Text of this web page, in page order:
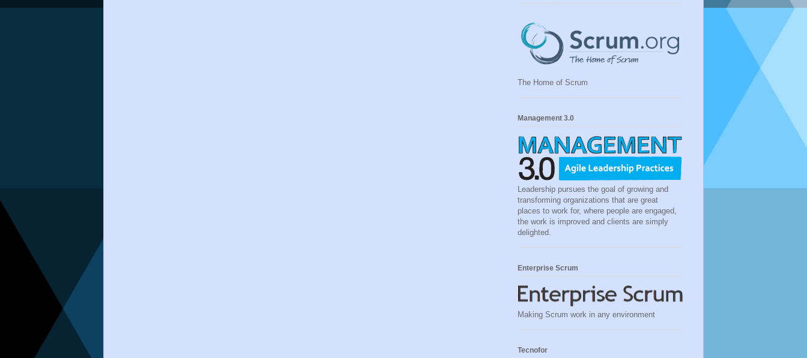
The Home of Scrum
Management 3.0
Leadership pursues the goal of growing and
transforming organizations that are great
places to work for, where people are engaged,
the work is improved and clients are simply
delighted.
Enterprise Scrum
Making Scrum work in any environment
Tecnofor